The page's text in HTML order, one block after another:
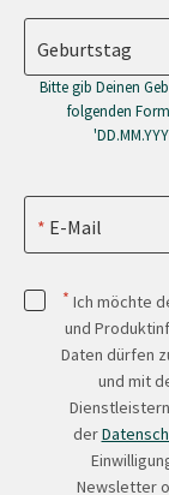
Geburtstag
Bitte gib Deinen
folgenden
E-Mail
* Ich möchte
und
Daten dürfen
und mit
der
Newsletter